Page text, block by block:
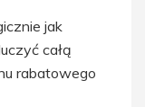
jak
całą
rabatowego